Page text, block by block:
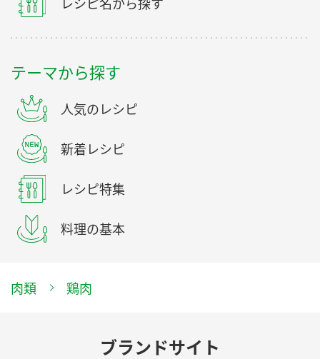
レシピ名から探す
テーマから探す
人気のレシピ
新着レシピ
レシピ特集
料理の基本
肉類 鶏肉
ブランドサイト